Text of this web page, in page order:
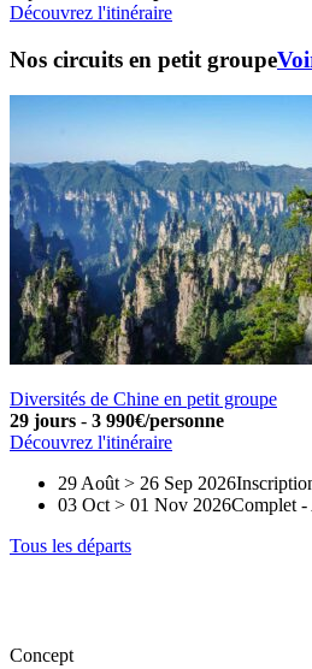
Découvrez l'itinéraire
Nos circuits en petit groupe
Diversités de Chine en petit groupe
29 jours - 3 990€/personne
Découvrez l'itinéraire
29 Août > 26 Sep 2026
03 Oct > 01 Nov 2026Complet -
Tous les départs
Concept